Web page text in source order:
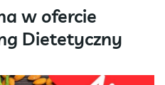
w ofercie
Dietetyczny